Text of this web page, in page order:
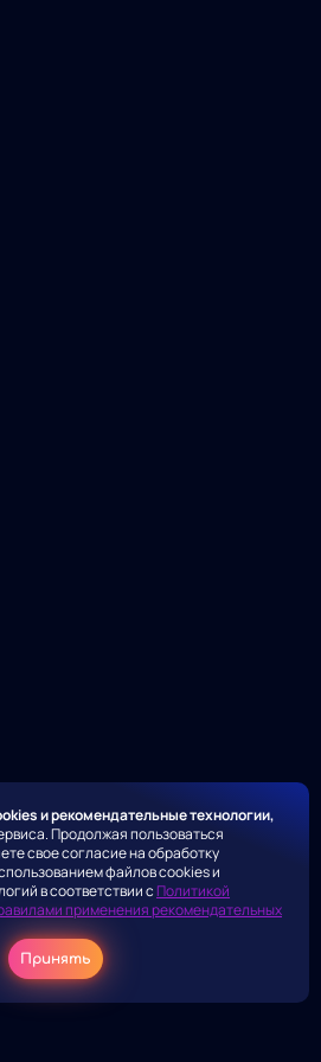
и рекомендательные технологии,
Продолжая пользоваться
свое согласие на обработку
файлов cookies и
в соответствии с Политикой
применения рекомендательных
Принять